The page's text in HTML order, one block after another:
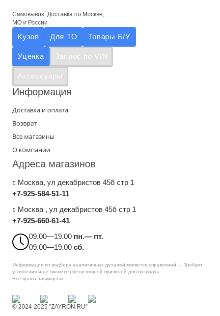
Самовывоз. Доставка по Москве,
МО и России
Кузов Для ТО Товары Б/У
Уценка Запрос по VIN
Аксессуары
Информация
Доставка и оплата
Возврат
Все магазины
О компании
Адреса магазинов
г. Москва, ул декабристов 45б стр 1
+7-925-584-51-11
г. Москва , ул декабристов 45б стр 1
+7-925-660-61-41
09.00—19.00 пн.— пт.
09.00—19.00 сб.
Информация по подбору аналогичных деталей является справочной. – Требует
уточнения и не является безусловной причиной для возврата.
Все права защищены.
© 2024-2025 "ZAYRON.RU"